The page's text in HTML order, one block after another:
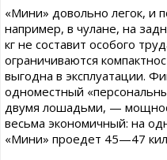
«Мини» довольно легок, и
например, в чулане, на
кг не составит особого
ограничиваются
выгодна в эксплуатации.
одноместный
двумя лошадьми, —
весьма экономичный: на
«Мини» проедет 45—47